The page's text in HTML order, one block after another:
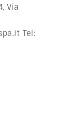
Via
Tel: